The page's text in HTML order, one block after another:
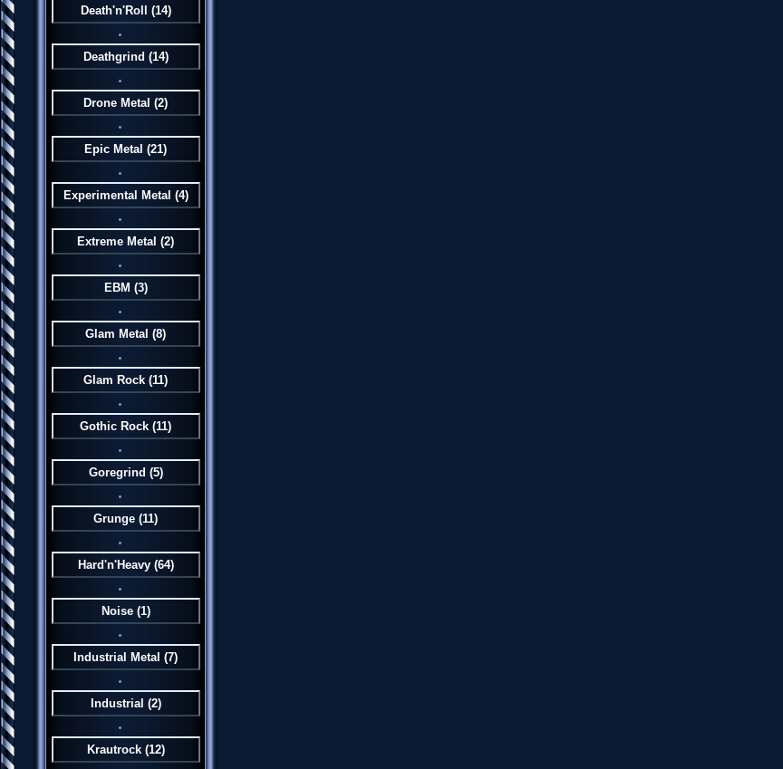
Death'n'Roll (14)
Deathgrind (14)
Drone Metal (2)
Epic Metal (21)
Experimental Metal (4)
Extreme Metal (2)
EBM (3)
Glam Metal (8)
Glam Rock (11)
Gothic Rock (11)
Goregrind (5)
Grunge (11)
Hard'n'Heavy (64)
Noise (1)
Industrial Metal (7)
Industrial (2)
Krautrock (12)